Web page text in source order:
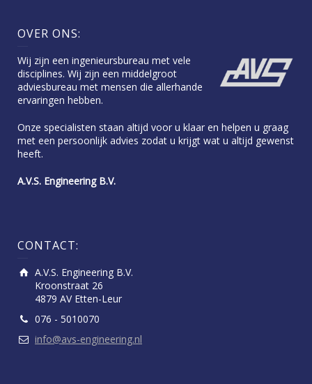
OVER ONS:
Wij zijn een ingenieursbureau met vele
disciplines. Wij zijn een middelgroot
adviesbureau met mensen die allerhande
ervaringen hebben.
Onze specialisten staan altijd voor u klaar en helpen u graag
met een persoonlijk advies zodat u krijgt wat u altijd gewenst
heeft.
A.V.S. Engineering B.V.
CONTACT:
A.V.S. Engineering B.V.
Kroonstraat 26
4879 AV Etten-Leur
076 - 5010070
info@avs-engineering.nl